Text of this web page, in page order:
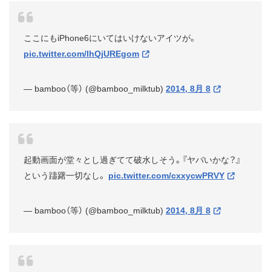
ここにもiPhone6にいてはいけないアイツが。
pic.twitter.com/lhQjUREgom
— bamboo（等） (@bamboo_milktub) 2014, 8月 8
起動画面が堂々とし過ぎてて破水しそう。『ヤバいかな？』
という躊躇一切なし。 pic.twitter.com/cxxycwPRVY
— bamboo（等） (@bamboo_milktub) 2014, 8月 8